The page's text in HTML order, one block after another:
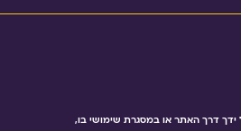
דרך האתר או במסגרת שימושי בו,